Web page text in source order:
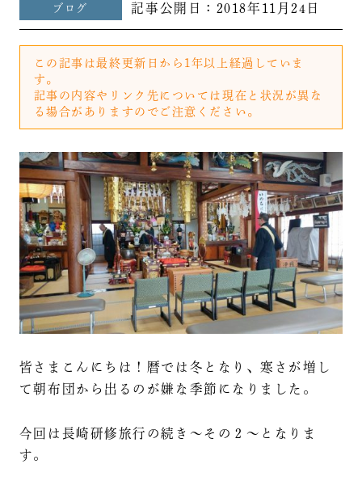
ブログ 記事公開日： 2018年11月24日
この記事は最終更新日から1年以上経過していま
す。
記事の内容やリンク先については現在と状況が異な
る場合がありますのでご注意ください。
皆さまこんにちは！暦では冬となり、寒さが増し
て朝布団から出るのが嫌な季節になりました。
今回は長崎研修旅行の続き～その２～となりま
す。